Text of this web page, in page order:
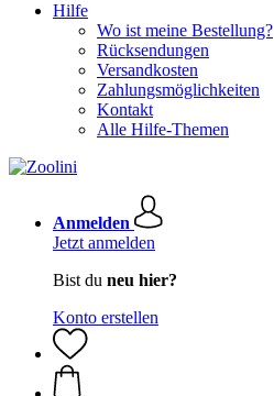
Hilfe
Wo ist meine Bestellung?
Rücksendungen
Versandkosten
Zahlungsmöglichkeiten
Kontakt
Alle Hilfe-Themen
Anmelden
Jetzt anmelden
Bist du neu hier?
Konto erstellen